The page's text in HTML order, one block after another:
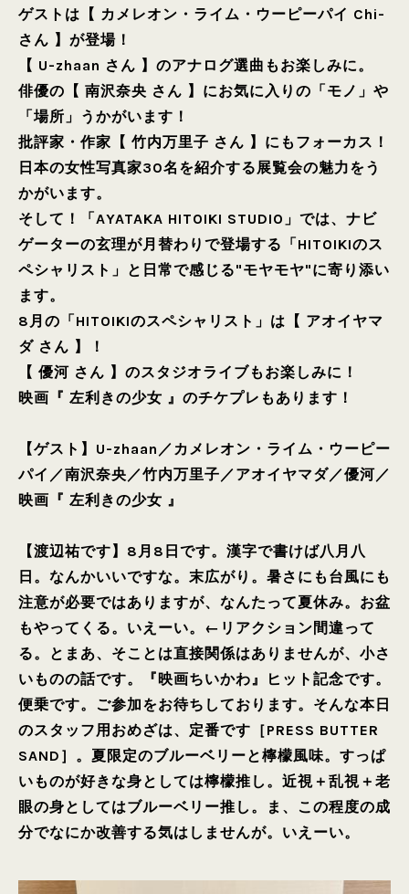
ゲストは【 カメレオン・ライム・ウーピーパイ Chi-
さん 】が登場！
【 U-zhaan さん 】のアナログ選曲もお楽しみに。
俳優の【 南沢奈央 さん 】にお気に入りの「モノ」や
「場所」うかがいます！
批評家・作家【 竹内万里子 さん 】にもフォーカス！
日本の女性写真家30名を紹介する展覧会の魅力をう
かがいます。
そして！「AYATAKA HITOIKI STUDIO」では、ナビ
ゲーターの玄理が月替わりで登場する「HITOIKIのス
ペシャリスト」と日常で感じる"モヤモヤ"に寄り添い
ます。
8月の「HITOIKIのスペシャリスト」は【 アオイヤマ
ダ さん 】！
【 優河 さん 】のスタジオライブもお楽しみに！
映画『 左利きの少女 』のチケプレもあります！
【ゲスト】 U-zhaan ／カメレオン・ライム・ウーピー
パイ ／南沢奈央／竹内万里子／アオイヤマダ／優河／
映画『 左利きの少女 』
【渡辺祐です】8月8日です。漢字で書けば八月八
日。なんかいいですな。末広がり。暑さにも台風にも
注意が必要ではありますが、なんたって夏休み。お盆
もやってくる。いえーい。←リアクション間違って
る。とまあ、そことは直接関係はありませんが、小さ
いものの話です。『映画ちいかわ』ヒット記念です。
便乗です。ご参加をお待ちしております。そんな本日
のスタッフ用おめざは、定番です［PRESS BUTTER
SAND］。夏限定のブルーベリーと檸檬風味。すっぱ
いものが好きな身としては檸檬推し。近視＋乱視＋老
眼の身としてはブルーベリー推し。ま、この程度の成
分でなにか改善する気はしませんが。いえーい。